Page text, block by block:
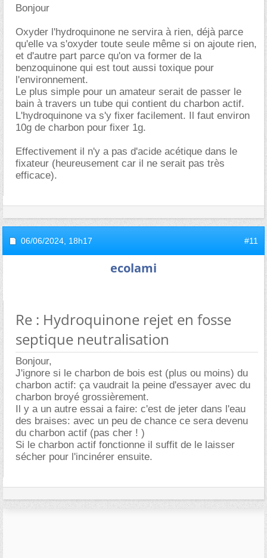
Bonjour
Oxyder l'hydroquinone ne servira à rien, déjà parce
qu'elle va s'oxyder toute seule même si on ajoute rien,
et d'autre part parce qu'on va former de la
benzoquinone qui est tout aussi toxique pour
l'environnement.
Le plus simple pour un amateur serait de passer le
bain à travers un tube qui contient du charbon actif.
L'hydroquinone va s'y fixer facilement. Il faut environ
10g de charbon pour fixer 1g.
Effectivement il n'y a pas d'acide acétique dans le
fixateur (heureusement car il ne serait pas très
efficace).
06/06/2024, 18h17 #11
ecolami
Re : Hydroquinone rejet en fosse
septique neutralisation
Bonjour,
J'ignore si le charbon de bois est (plus ou moins) du
charbon actif: ça vaudrait la peine d'essayer avec du
charbon broyé grossièrement.
Il y a un autre essai a faire: c'est de jeter dans l'eau
des braises: avec un peu de chance ce sera devenu
du charbon actif (pas cher ! )
Si le charbon actif fonctionne il suffit de le laisser
sécher pour l'incinérer ensuite.